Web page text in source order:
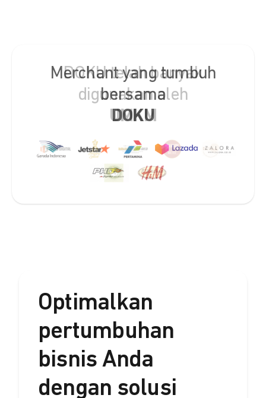
DOKU telah banyak
digunakan oleh
UMKM
Optimalkan
pertumbuhan
bisnis Anda
dengan solusi